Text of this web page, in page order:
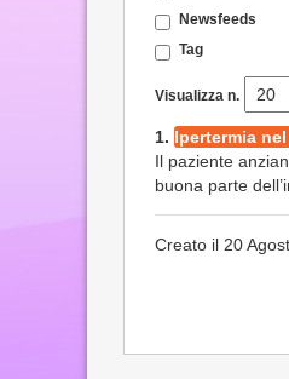
Newsfeeds
Tag
Visualizza n.
1. Ipertermia
Il paziente
buona parte
Creato il 20